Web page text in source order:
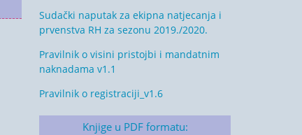
Sudački naputak za ekipna natjecanja i
prvenstva RH za sezonu 2019./2020.
Pravilnik o visini pristojbi i mandatnim
naknadama v1.1
Pravilnik o registraciji_v1.6
Knjige u PDF formatu: